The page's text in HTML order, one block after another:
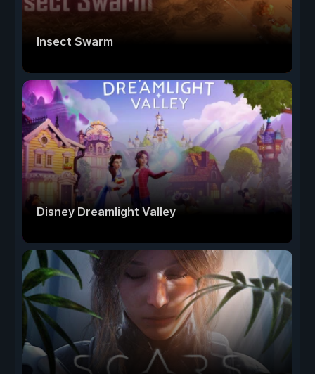
Insect Swarm
Disney Dreamlight Valley